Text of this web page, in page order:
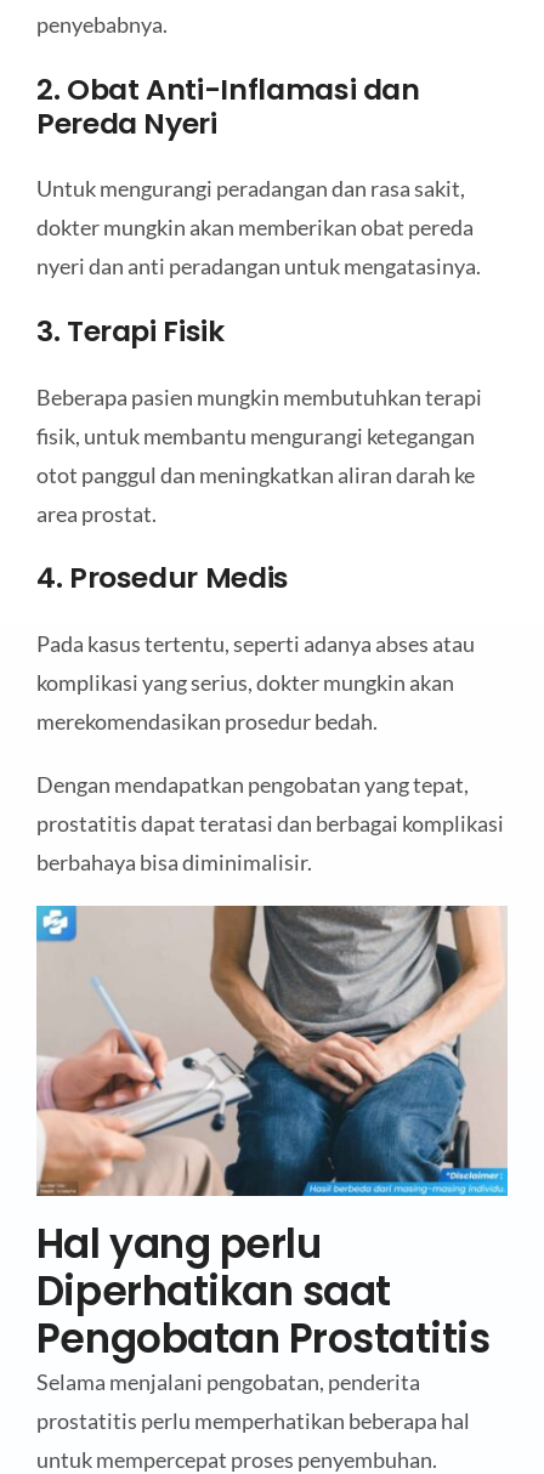
penyebabnya.
2. Obat Anti-Inflamasi dan
Pereda Nyeri
Untuk mengurangi peradangan dan rasa sakit,
dokter mungkin akan memberikan obat pereda
nyeri dan anti peradangan untuk mengatasinya.
3. Terapi Fisik
Beberapa pasien mungkin membutuhkan terapi
fisik, untuk membantu mengurangi ketegangan
otot panggul dan meningkatkan aliran darah ke
area prostat.
4. Prosedur Medis
Pada kasus tertentu, seperti adanya abses atau
komplikasi yang serius, dokter mungkin akan
merekomendasikan prosedur bedah.
Dengan mendapatkan pengobatan yang tepat,
prostatitis dapat teratasi dan berbagai komplikasi
berbahaya bisa diminimalisir.
Hal yang perlu
Diperhatikan saat
Pengobatan Prostatitis
Selama menjalani pengobatan, penderita
prostatitis perlu memperhatikan beberapa hal
untuk mempercepat proses penyembuhan.